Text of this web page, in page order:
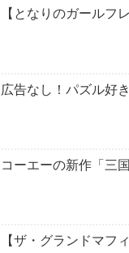
【となりのガールフ
広告なし！パズル好
コーエーの新作「三
【ザ・グランドマフ